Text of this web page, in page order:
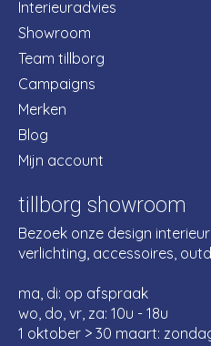
Interieuradvies
Showroom
Team tillborg
Campaigns
Merken
Blog
Mijn account
tillborg showroom
Bezoek onze design
verlichting, accessoires,
ma, di: op afspraak
wo, do, vr, za: 10u - 18u
1 oktober > 30 maart: